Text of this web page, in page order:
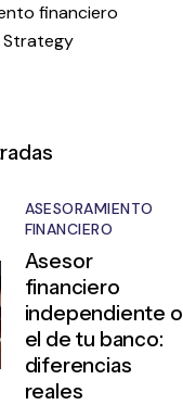
financiero
Strategy
ASESORAMIENTO
FINANCIERO
Asesor
financiero
independiente o
el de tu banco:
diferencias
reales